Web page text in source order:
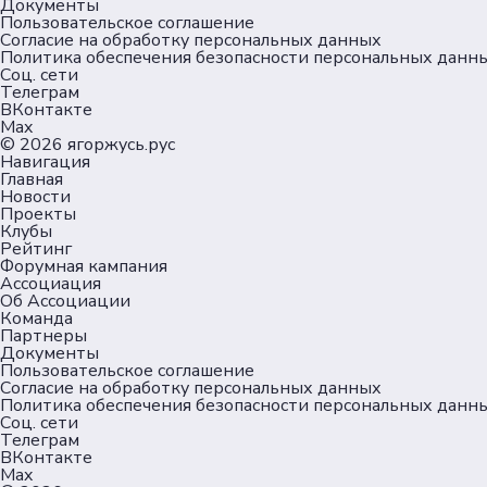
Документы
Пользовательское соглашение
Согласие на обработку персональных данных
Политика обеспечения безопасности персональных
Соц. сети
Телеграм
ВКонтакте
Max
© 2026 ягоржусь.рус
Навигация
Главная
Новости
Проекты
Клубы
Рейтинг
Форумная кампания
Ассоциация
Об Ассоциации
Команда
Партнеры
Документы
Пользовательское соглашение
Согласие на обработку персональных данных
Политика обеспечения безопасности персональных
Соц. сети
Телеграм
ВКонтакте
Max